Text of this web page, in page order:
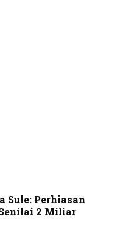
Sule: Perhiasan
2 Miliar